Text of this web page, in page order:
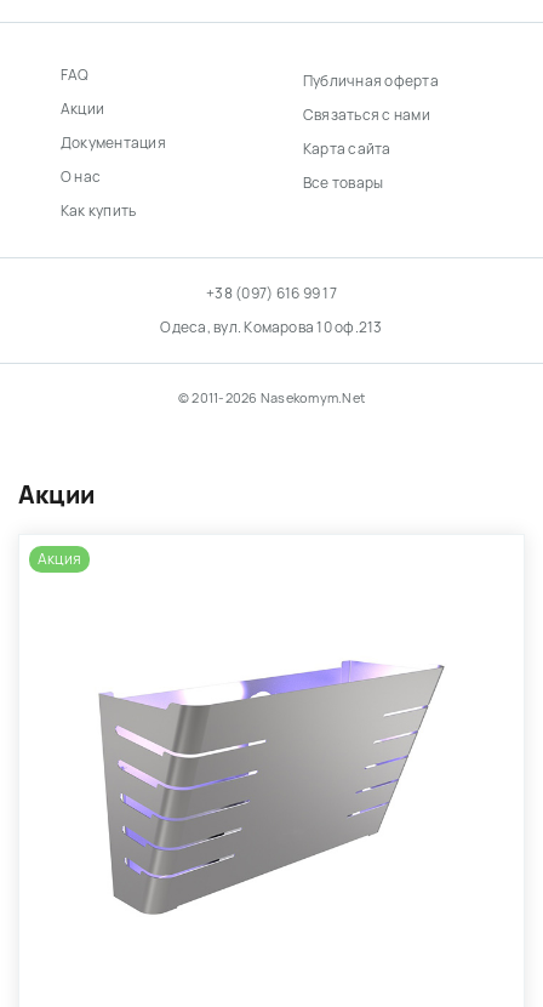
Акции
Акция
FAQ
Акции
Документация
О нас
Как купить
Публичная оферта
Связаться с нами
Карта сайта
Все товары
+38 (097) 616 99 17
Одеса, вул. Комарова 10 оф.213
© 2011-2026 Nasekomym.Net